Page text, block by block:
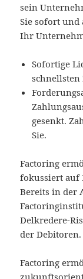
sein
Sie sofort
Ihr
Sofortige
schnellsten
gesenkt.
Sie.
Factoring
fokussiert auf
Bereits in der
Delkredere-
der Debitoren.
Factoring